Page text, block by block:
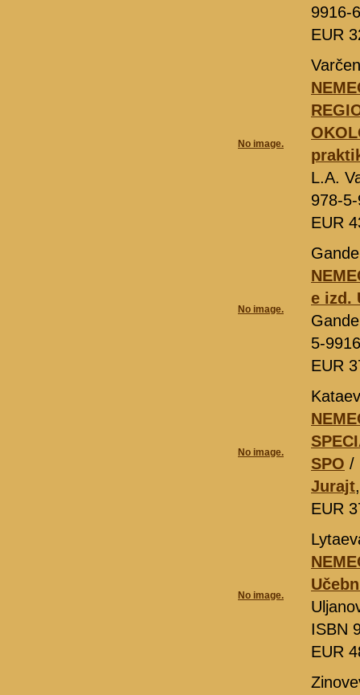
9916-
EUR
No image.
L.A.
978-
EUR
No image.
e izd.
5-
EUR
No image.
SPO /
Jurajt
EUR
No image.
ISBN
EUR